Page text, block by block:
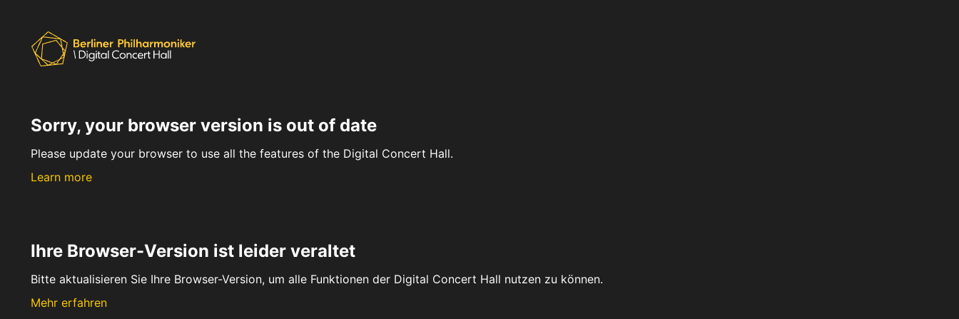
Sorry, your browser version is out of date
Please update your browser to use all the features of the Digital Concert Hall.
Learn more
Ihre Browser-Version ist leider veraltet
Bitte aktualisieren Sie Ihre Browser-Version, um alle Funktionen der Digital Concert Hall nutzen zu können.
Mehr erfahren